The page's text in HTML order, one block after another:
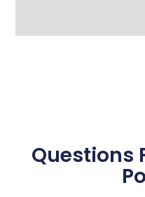
Questions